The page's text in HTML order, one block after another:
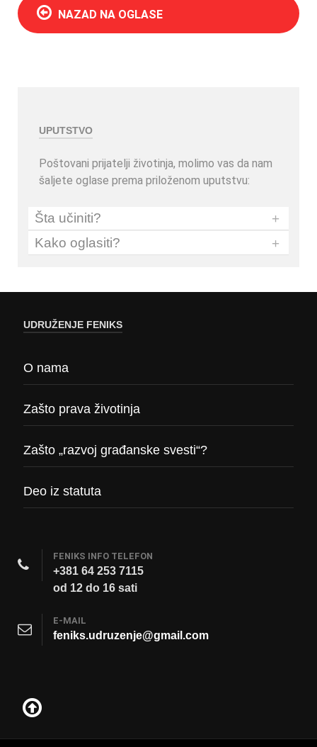
NAZAD NA OGLASE
UPUTSTVO
Poštovani prijatelji životinja, molimo vas da nam
šaljete oglase prema priloženom uputstvu:
Šta učiniti?
+
Kako oglasiti?
+
UDRUŽENJE FENIKS
O nama
Zašto prava životinja
Zašto „razvoj građanske svesti“?
Deo iz statuta
FENIKS INFO TELEFON
+381 64 253 7115
od 12 do 16 sati
E-MAIL
feniks.udruzenje@gmail.com